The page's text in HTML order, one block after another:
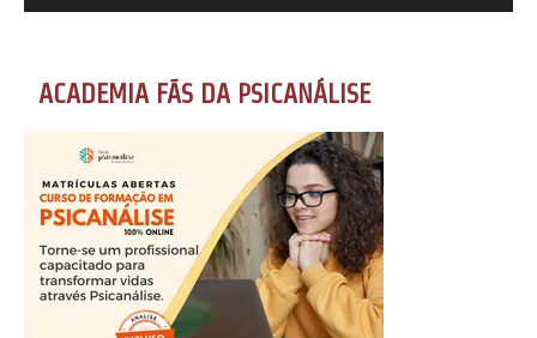
ACADEMIA FÃS DA PSICANÁLISE